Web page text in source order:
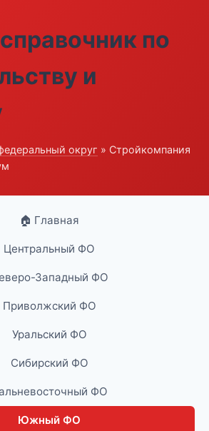
по
и
округ » Стройкомпания
🏠 Главная
Центральный ФО
Западный ФО
Приволжский ФО
Уральский ФО
Сибирский ФО
ФО
Южный ФО